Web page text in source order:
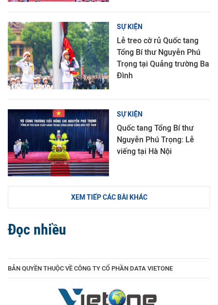
SỰ KIỆN
Lễ treo cờ rủ Quốc tang
Tổng Bí thư Nguyễn Phú
Trọng tại Quảng trường Ba
Đình
SỰ KIỆN
Quốc tang Tổng Bí thư
Nguyễn Phú Trọng: Lễ
viếng tại Hà Nội
XEM TIẾP CÁC BÀI KHÁC
Đọc nhiều
BẢN QUYỀN THUỘC VỀ CÔNG TY CỔ PHẦN DATA VIETONE